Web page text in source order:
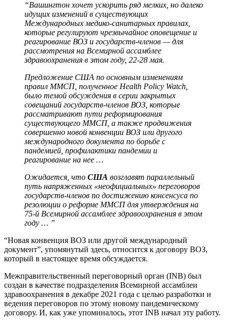
“Вашингтон хочет ускорить ряд мелких, но далеко
идущих изменений в существующих
Международных медико-санитарных правилах,
которые регулируют чрезвычайное оповещение и
реагирование ВОЗ и государств-членов — для
рассмотрения на Всемирной ассамблее
здравоохранения в этом году, 22-28 мая.
Предложение США по основным изменениям
правил ММСП, полученное Health Policy Watch,
было темой обсуждения в серии закрытых
совещаний государств-членов ВОЗ, которые
рассматривают пути реформирования
существующего ММСП, а также продвижения
совершенно новой конвенции ВОЗ или другого
международного документа по борьбе с
пандемией, профилактики пандемии и
реагирование на нее …
Ожидается, что США возглавят параллельный
путь напряженных «неофициальных» переговоров
государств-членов по достижению консенсуса по
резолюции о реформе ММСП для утверждения на
75-й Всемирной ассамблее здравоохранения в этом
году … ”
“Новая конвенция ВОЗ или другой международный
документ”, упомянутый здесь, относится к договору ВОЗ,
который в настоящее время обсуждается.
Межправительственный переговорный орган (INB) был
создан в качестве подразделения Всемирной ассамблеи
здравоохранения в декабре 2021 года с целью разработки и
ведения переговоров по этому новому пандемическому
договору. И, как уже упоминалось, этот INB начал эту работу.